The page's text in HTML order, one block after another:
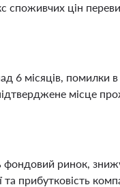
споживчих цін
6 місяців, помилки в
місце
фондовий ринок,
прибутковість